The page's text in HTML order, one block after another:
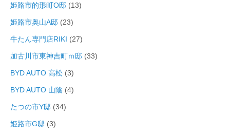
姫路市的形町O邸 (13)
姫路市奥山A邸 (23)
牛たん専門店RIKI (27)
加古川市東神吉町ｍ邸 (33)
BYD AUTO 高松 (3)
BYD AUTO 山陰 (4)
たつの市Y邸 (34)
姫路市G邸 (3)